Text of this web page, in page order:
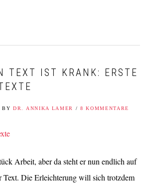
TEXT IST KRANK: ERSTE
BYDR. ANNIKA LAMER / 8 KOMMENTARE
Arbeit, aber da steht er nun endlich auf
Die Erleichterung will sich trotzdem